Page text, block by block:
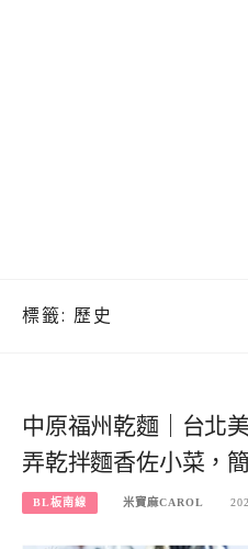
標籤: 歷史
中原福州乾麵｜台北
弄乾拌麵香佐小菜，
BL板南線 米寶麻CAROL